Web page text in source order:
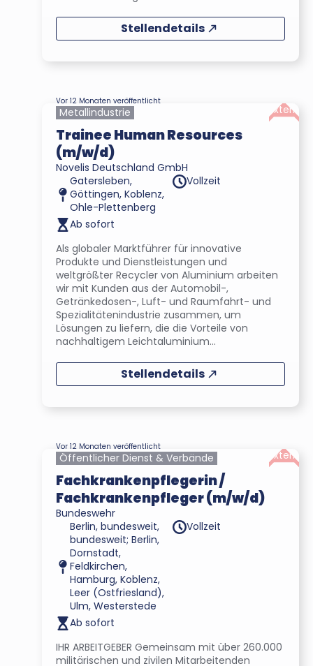
Stellendetails
Vor 12 Monaten veröffentlicht
Metallindustrie
Trainee Human Resources
(m/w/d)
Novelis Deutschland GmbH
Gatersleben,
Göttingen, Koblenz,
Ohle-Plettenberg
Vollzeit
Ab sofort
Als globaler Marktführer für innovative
Produkte und Dienstleistungen und
weltgrößter Recycler von Aluminium arbeiten
wir mit Kunden aus der Automobil-,
Getränkedosen-, Luft- und Raumfahrt- und
Spezialitätenindustrie zusammen, um
Lösungen zu liefern, die die Vorteile von
nachhaltigem Leichtaluminium...
Extern
Stellendetails
Vor 12 Monaten veröffentlicht
Öffentlicher Dienst & Verbände
Fachkrankenpflegerin /
Fachkrankenpfleger (m/w/d)
Bundeswehr
Berlin, bundesweit,
bundesweit; Berlin,
Dornstadt,
Feldkirchen,
Hamburg, Koblenz,
Leer (Ostfriesland),
Ulm, Westerstede
Vollzeit
Ab sofort
IHR ARBEITGEBER Gemeinsam mit über 260.000
militärischen und zivilen Mitarbeitenden
Extern